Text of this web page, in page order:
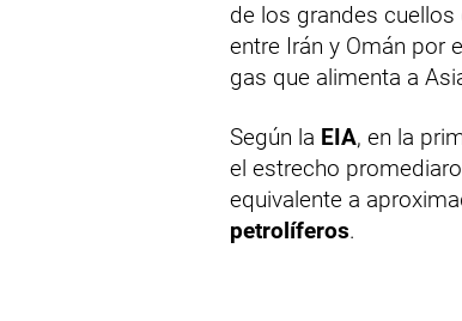
de los grandes
entre Irán y Omán por
gas que alimenta a
Según la EIA, en la
el estrecho
equivalente a
petrolíferos.